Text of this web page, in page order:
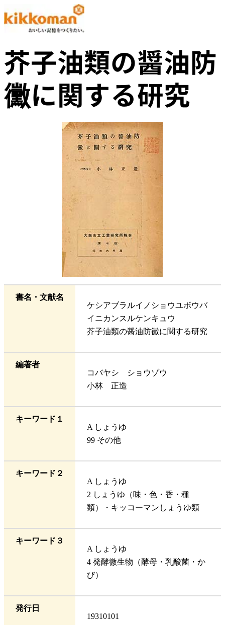
芥子油類の醤油防
黴に関する研究
書名・文献名
ケシアブラルイノショウユボウバ
イニカンスルケンキュウ
芥子油類の醤油防黴に関する研究
編著者
コバヤシ ショウゾウ
小林 正造
キーワード１
A しょうゆ
99 その他
キーワード２
A しょうゆ
2 しょうゆ（味・色・香・種
類）・キッコーマンしょうゆ類
キーワード３
A しょうゆ
4 発酵微生物（酵母・乳酸菌・か
び）
発行日
19310101